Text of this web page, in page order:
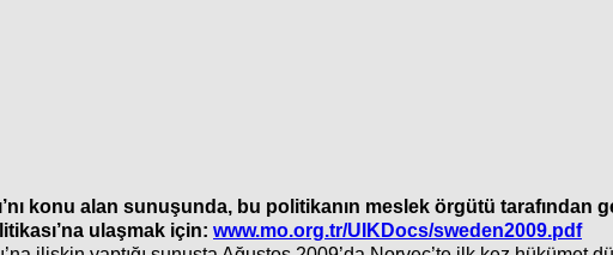
konu alan sunuşunda, bu politikanın meslek örgütü
ulaşmak için: www.mo.org.tr/UIKDocs/sweden2009.pdf